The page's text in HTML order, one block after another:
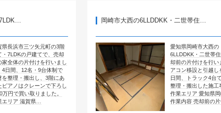
元町の3階
てで、売却
を行いまし
9台体制で
、3階にあ
ンで下ろし
りました。
…
岡崎市大西の6LLDDKK・二世帯住…
愛知県岡崎市大西の
6LLDDKK・二世帯住宅で、売
却前の片付けを行いました。エ
アコン移設と引越しを含めて4
日間、トラック4台で全部屋を
整理・搬出した施工事例です。
作業エリア 愛知県岡崎市大西
作業内容 売却前の片付け …